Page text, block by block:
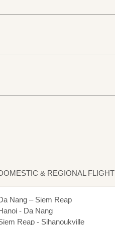
& REGIONAL FLIGHT
Nang – Siem Reap
- Da Nang
Reap - Sihanoukville